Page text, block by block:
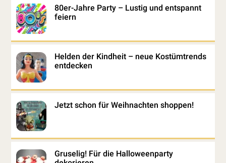
80er-Jahre Party – Lustig und entspannt
feiern
Helden der Kindheit – neue Kostümtrends
entdecken
Jetzt schon für Weihnachten shoppen!
Gruselig! Für die Halloweenparty